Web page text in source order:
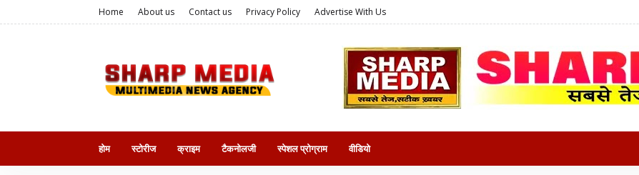
Home About us Contact us Privacy Policy Advertise With Us
होम स्टोरीज क्राइम टैकनोलजी स्पेशल प्रोग्राम वीडियो